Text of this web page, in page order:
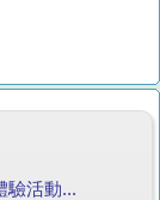
驗活動...